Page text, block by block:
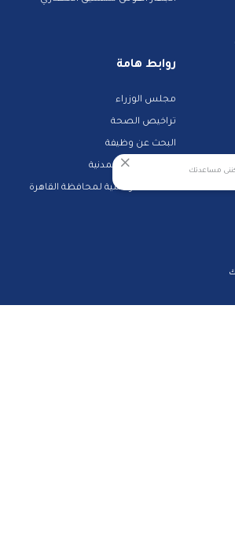
روابط هامة
مجلس الوزراء
تراخيص الصحة
البحث عن وظيفة
قطاع الأحوال المدنية
الصفحة الرسمية لمحافظة القاهرة
مساعدتك